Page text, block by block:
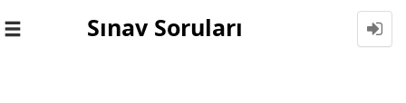
Toggle
Sınav Soruları